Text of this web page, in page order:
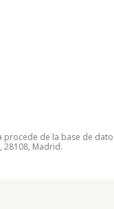
de la base de
28108, Madrid.